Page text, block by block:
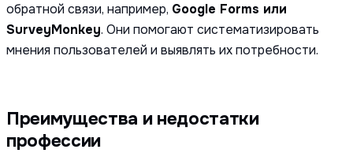
обратной связи, например, Google Forms или
SurveyMonkey. Они помогают систематизировать
мнения пользователей и выявлять их потребности.
Преимущества и недостатки
профессии